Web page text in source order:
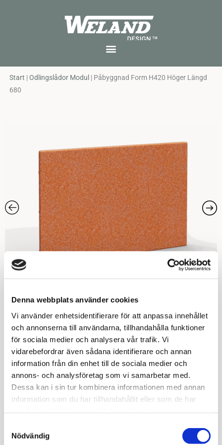
Denna webbplats använder cookies
Vi använder enhetsidentifierare för att anpassa innehållet
och annonserna till användarna, tillhandahålla funktioner
för sociala medier och analysera vår trafik. Vi
vidarebefordrar även sådana identifierare och annan
information från din enhet till de sociala medier och
annons- och analysföretag som vi samarbetar med.
Dessa kan i sin tur kombinera informationen med annan
information som du har tillhandahållit eller som de har
Nödvändig
Start |Odlingslådor Modul | Påbyggnad Form H420 Höger Längd
680
Påbyggnad Form H420 Höger
Längd 680
Lorem ipsum
Påbyggnad